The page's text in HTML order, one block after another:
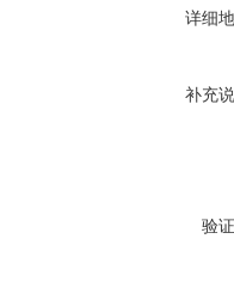
详细
补充
验